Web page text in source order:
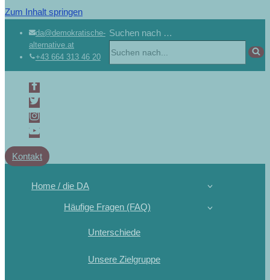
Zum Inhalt springen
da@demokratische-
alternative.at
+43 664 313 46 20
Suchen nach …
Kontakt
Home / die DA
Häufige Fragen (FAQ)
Unterschiede
Unsere Zielgruppe